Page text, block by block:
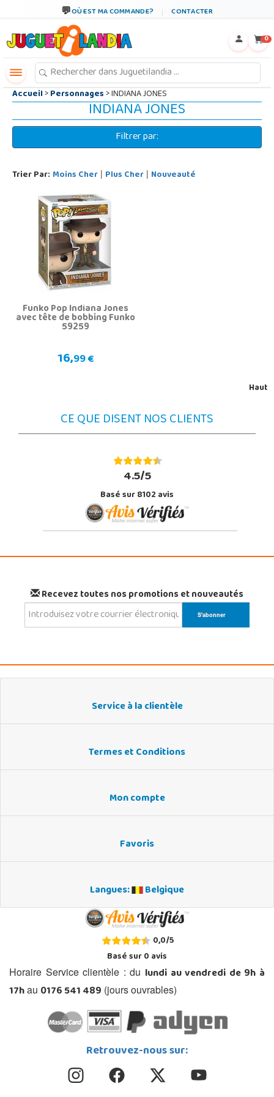
OÙ EST MA COMMANDE? CONTACTER
0
Accueil>Personnages> INDIANA JONES
INDIANA JONES
Filtrer par:
Trier Par: Moins Cher | Plus Cher | Nouveauté
Funko Pop Indiana Jones
avec tête de bobbing Funko
59259
16,99 €
Haut
CE QUE DISENT NOS CLIENTS
4.5/5
Basé sur 8102 avis
Recevez toutes nos promotions et nouveautés
Service à la clientèle
Termes et Conditions
Mon compte
Favoris
Langues: Belgique
0,0/5
Basé sur0avis
Horaire Service clientèle : du lundi au vendredi de 9h à
17hau 0176 541 489 (jours ouvrables)
Retrouvez-nous sur: